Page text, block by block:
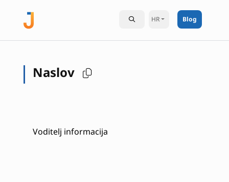
HR Blog
Naslov
Voditelj informacija